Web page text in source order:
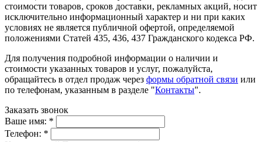
стоимости товаров, сроков доставки, рекламных акций, носит
исключительно информационный характер и ни при каких
условиях не является публичной офертой, определяемой
положениями Статей 435, 436, 437 Гражданского кодекса РФ.
Для получения подробной информации о наличии и
стоимости указанных товаров и услуг, пожалуйста,
обращайтесь в отдел продаж через формы обратной связи или
по телефонам, указанным в разделе "Контакты".
Заказать звонок
Ваше имя: *
Телефон: *